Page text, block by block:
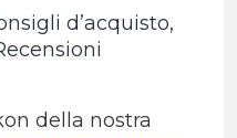
d’acquisto,
della nostra